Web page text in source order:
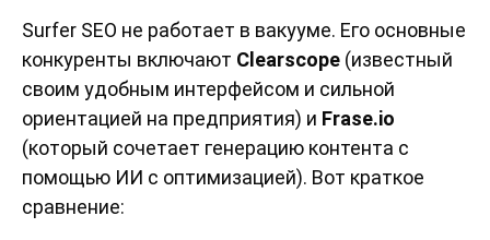
Surfer SEO не работает в вакууме. Его основные
конкуренты включают Clearscope (известный
своим удобным интерфейсом и сильной
ориентацией на предприятия) и Frase.io
(который сочетает генерацию контента с
помощью ИИ с оптимизацией). Вот краткое
сравнение: